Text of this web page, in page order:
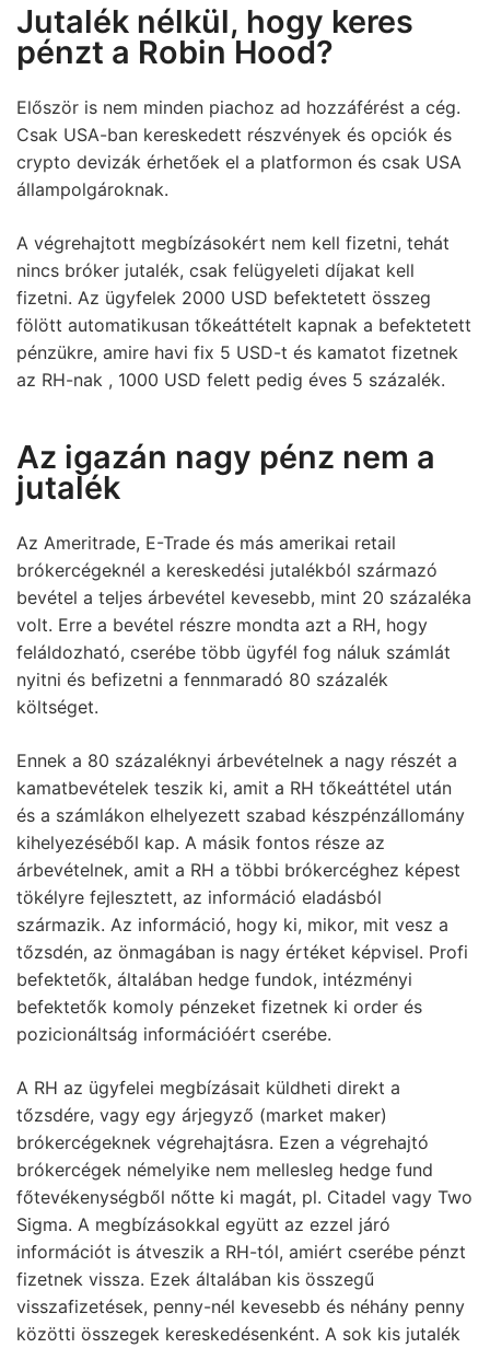
Jutalék nélkül, hogy keres
pénzt a Robin Hood?
Először is nem minden piachoz ad hozzáférést a cég.
Csak USA-ban kereskedett részvények és opciók és
crypto devizák érhetőek el a platformon és csak USA
állampolgároknak.
A végrehajtott megbízásokért nem kell fizetni, tehát
nincs bróker jutalék, csak felügyeleti díjakat kell
fizetni. Az ügyfelek 2000 USD befektetett összeg
fölött automatikusan tőkeáttételt kapnak a befektetett
pénzükre, amire havi fix 5 USD-t és kamatot fizetnek
az RH-nak , 1000 USD felett pedig éves 5 százalék.
Az igazán nagy pénz nem a
jutalék
Az Ameritrade, E-Trade és más amerikai retail
brókercégeknél a kereskedési jutalékból származó
bevétel a teljes árbevétel kevesebb, mint 20 százaléka
volt. Erre a bevétel részre mondta azt a RH, hogy
feláldozható, cserébe több ügyfél fog náluk számlát
nyitni és befizetni a fennmaradó 80 százalék
költséget.
Ennek a 80 százaléknyi árbevételnek a nagy részét a
kamatbevételek teszik ki, amit a RH tőkeáttétel után
és a számlákon elhelyezett szabad készpénzállomány
kihelyezéséből kap. A másik fontos része az
árbevételnek, amit a RH a többi brókercéghez képest
tökélyre fejlesztett, az információ eladásból
származik. Az információ, hogy ki, mikor, mit vesz a
tőzsdén, az önmagában is nagy értéket képvisel. Profi
befektetők, általában hedge fundok, intézményi
befektetők komoly pénzeket fizetnek ki order és
pozicionáltság információért cserébe.
A RH az ügyfelei megbízásait küldheti direkt a
tőzsdére, vagy egy árjegyző (market maker)
brókercégeknek végrehajtásra. Ezen a végrehajtó
brókercégek némelyike nem mellesleg hedge fund
főtevékenységből nőtte ki magát, pl. Citadel vagy Two
Sigma. A megbízásokkal együtt az ezzel járó
információt is átveszik a RH-tól, amiért cserébe pénzt
fizetnek vissza. Ezek általában kis összegű
visszafizetések, penny-nél kevesebb és néhány penny
közötti összegek kereskedésenként. A sok kis jutalék